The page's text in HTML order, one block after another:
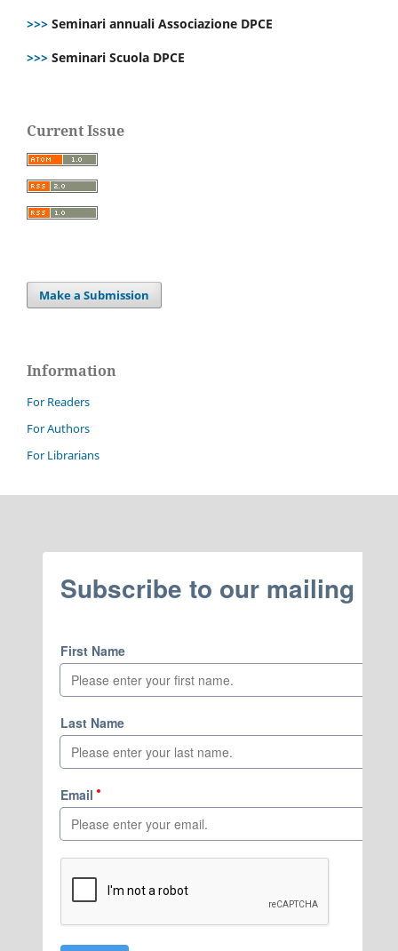
>>> Seminari annuali Associazione DPCE
>>> Seminari Scuola DPCE
Current Issue
Make a Submission
Information
For Readers
For Authors
For Librarians